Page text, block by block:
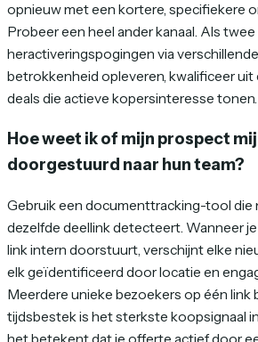
opnieuw met een kortere, specifiekere
Probeer een heel ander kanaal. Als twee
heractiveringspogingen via
betrokkenheid opleveren, kwalificeer uit
deals die actieve kopersinteresse tonen.
Hoe weet ik of mijn prospect
doorgestuurd naar hun team?
Gebruik een documenttracking-tool die
dezelfde deellink detecteert. Wanneer
link intern doorstuurt, verschijnt elke
elk geïdentificeerd door locatie en
Meerdere unieke bezoekers op één link
tijdsbestek is het sterkste koopsignaal
het betekent dat je offerte actief door